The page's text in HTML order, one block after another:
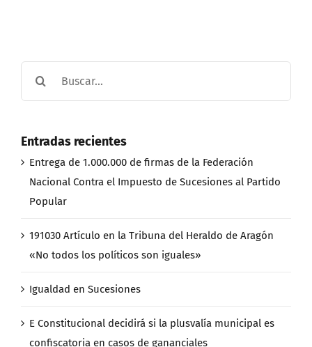
Entradas recientes
Entrega de 1.000.000 de firmas de la Federación
Nacional Contra el Impuesto de Sucesiones al Partido
Popular
191030 Artículo en la Tribuna del Heraldo de Aragón
«No todos los políticos son iguales»
Igualdad en Sucesiones
E Constitucional decidirá si la plusvalía municipal es
confiscatoria en casos de gananciales